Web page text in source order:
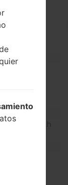
Ion 900 mAh